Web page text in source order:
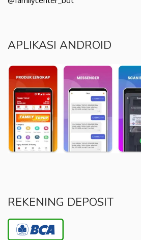
APLIKASI ANDROID
REKENING DEPOSIT